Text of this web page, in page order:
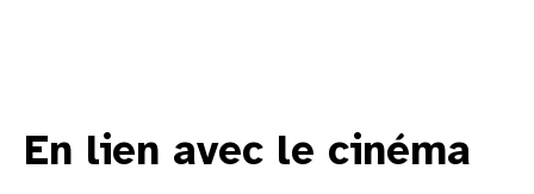
En lien avec le cinéma